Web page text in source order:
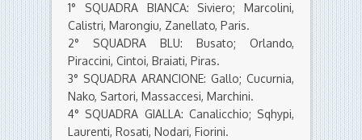
1° SQUADRA BIANCA: Siviero; Marcolini,
Calistri, Marongiu, Zanellato, Paris.
2° SQUADRA BLU: Busato; Orlando,
Piraccini, Cintoi, Braiati, Piras.
3° SQUADRA ARANCIONE: Gallo; Cucurnia,
Nako, Sartori, Massaccesi, Marchini.
4° SQUADRA GIALLA: Canalicchio; Sqhypi,
Laurenti, Rosati, Nodari, Fiorini.